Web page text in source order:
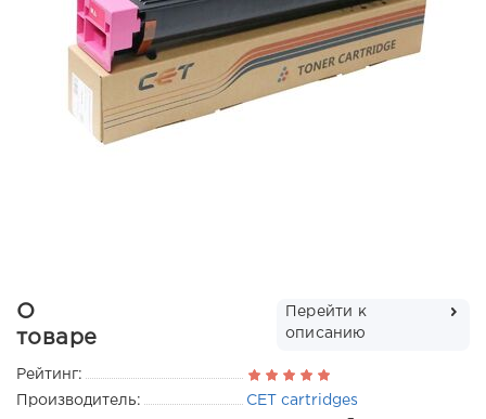
О
товаре
Перейти к
описанию
Рейтинг:
Производитель:
CET cartridges